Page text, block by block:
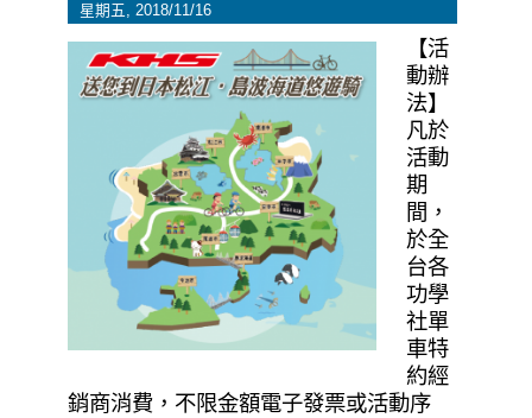
星期五, 2018/11/16
【活
動辦
法】
凡於
活動
期
間，
於全
台各
功學
社單
車特
約經
銷商消費，不限金額電子發票或活動序